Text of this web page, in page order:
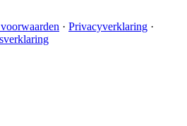
· Privacyverklaring ·